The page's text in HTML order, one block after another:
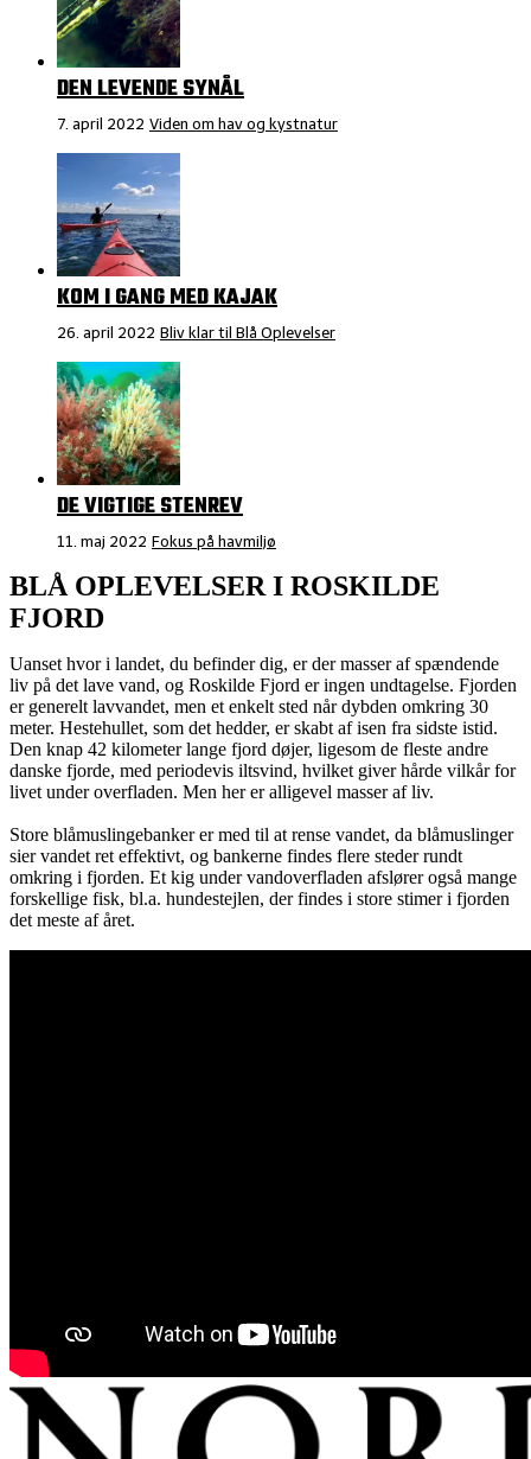
DEN LEVENDE SYNÅL
7. april 2022 Viden om hav og kystnatur
KOM I GANG MED KAJAK
26. april 2022 Bliv klar til Blå Oplevelser
DE VIGTIGE STENREV
11. maj 2022 Fokus på havmiljø
BLÅ OPLEVELSER I ROSKILDE
FJORD
Uanset hvor i landet, du befinder dig, er der masser af spændende
liv på det lave vand, og Roskilde Fjord er ingen undtagelse. Fjorden
er generelt lavvandet, men et enkelt sted når dybden omkring 30
meter. Hestehullet, som det hedder, er skabt af isen fra sidste istid.
Den knap 42 kilometer lange fjord døjer, ligesom de fleste andre
danske fjorde, med periodevis iltsvind, hvilket giver hårde vilkår for
livet under overfladen. Men her er alligevel masser af liv.
Store blåmuslingebanker er med til at rense vandet, da blåmuslinger
sier vandet ret effektivt, og bankerne findes flere steder rundt
omkring i fjorden. Et kig under vandoverfladen afslører også mange
forskellige fisk, bl.a. hundestejlen, der findes i store stimer i fjorden
det meste af året.